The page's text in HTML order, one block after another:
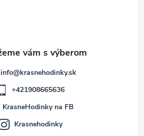
info@krasnehodinky.sk
+421908665636
KrasneHodinky na FB
Krasnehodinky